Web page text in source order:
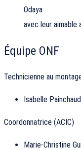
Odaya
avec leur aimable
Équipe ONF
Technicienne au
Isabelle Painchaud
Coordonnatrice (ACIC)
Marie-Christine